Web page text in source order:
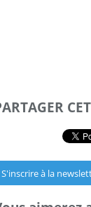
S'inscrire à la